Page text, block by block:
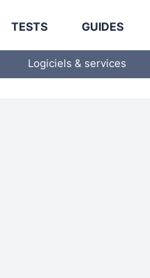
TESTS GUIDES
Logiciels & services